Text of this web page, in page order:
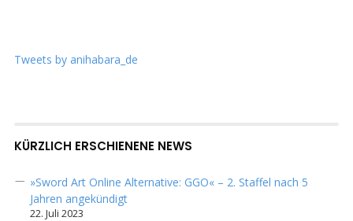
Tweets by anihabara_de
KÜRZLICH ERSCHIENENE NEWS
»Sword Art Online Alternative: GGO« – 2. Staffel nach 5
Jahren angekündigt
22. Juli 2023